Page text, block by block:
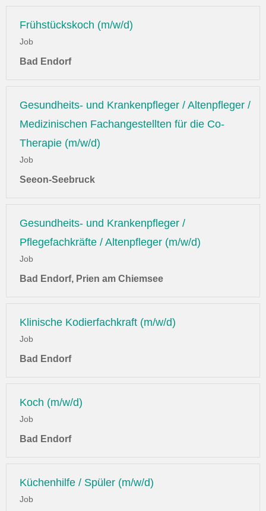
Frühstückskoch (m/w/d)
Job
Bad Endorf
Gesundheits- und Krankenpfleger / Altenpfleger /
Medizinischen Fachangestellten für die Co-
Therapie (m/w/d)
Job
Seeon-Seebruck
Gesundheits- und Krankenpfleger /
Pflegefachkräfte / Altenpfleger (m/w/d)
Job
Bad Endorf, Prien am Chiemsee
Klinische Kodierfachkraft (m/w/d)
Job
Bad Endorf
Koch (m/w/d)
Job
Bad Endorf
Küchenhilfe / Spüler (m/w/d)
Job